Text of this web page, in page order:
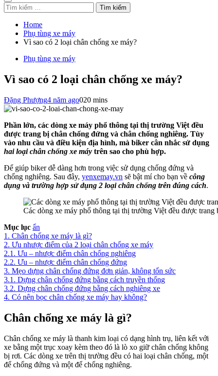
Tìm
kiếm
cho:
Home
Phụ tùng xe máy
Vì sao có 2 loại chân chống xe máy?
Phụ tùng xe máy
Vì sao có 2 loại chân chống xe máy?
Đặng Phượng4 năm ago020 mins
Phần lớn, các dòng xe máy phổ thông tại thị trường Việt đều
được trang bị chân chống đứng và chân chống nghiêng. Tùy
vào nhu cầu và điều kiện địa hình, mà biker cân nhắc sử dụng
hai loại chân chống xe máy trên sao cho phù hợp.
Để giúp biker dễ dàng hơn trong việc sử dụng chống đứng và
chống nghiêng. Sau đây, yenxemay.vn sẽ bật mí cho bạn về công
dụng và trường hợp sử dụng 2 loại chân chống trên đúng cách.
Các dòng xe máy phổ thông tại thị trường Việt đều được trang
Mục lục ẩn
1. Chân chống xe máy là gì?
2. Ưu nhược điểm của 2 loại chân chống xe máy
2.1. Ưu – nhược điểm chân chống nghiêng
2.2. Ưu – nhược điểm chân chống đứng
3. Mẹo dựng chân chống đứng đơn giản, không tốn sức
3.1. Dựng chân chống đứng bằng cách truyền thống
3.2. Dựng chân chống đứng bằng cách nghiêng xe
4. Có nên bọc chân chống xe máy hay không?
Chân chống xe máy là gì?
Chân chống xe máy là thanh kim loại có dạng hình trụ, liên kết với
xe bằng một trục xoay kèm theo đó là lò xo giữ chân chống không
bị rơi. Các dòng xe trên thị trường đều có hai loại chân chống, một
để chống đứng và một để chống nghiêng.